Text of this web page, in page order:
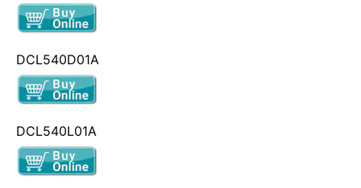
DCL540D01A
DCL540L01A